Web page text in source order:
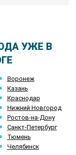
УЖЕ В
Воронеж
Казань
Краснодар
Нижний Новгород
Ростов-на-Дону
Санкт-Петербург
Тюмень
Челябинск